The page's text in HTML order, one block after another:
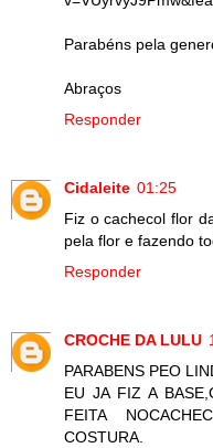
Parabéns pela
Abraços
Responder
Cidaleite 01:25
Fiz o cachecol flor
pela flor e fazendo
Responder
CROCHE DA LULU
PARABENS PEO
EU JA FIZ A
FEITA
COSTURA.